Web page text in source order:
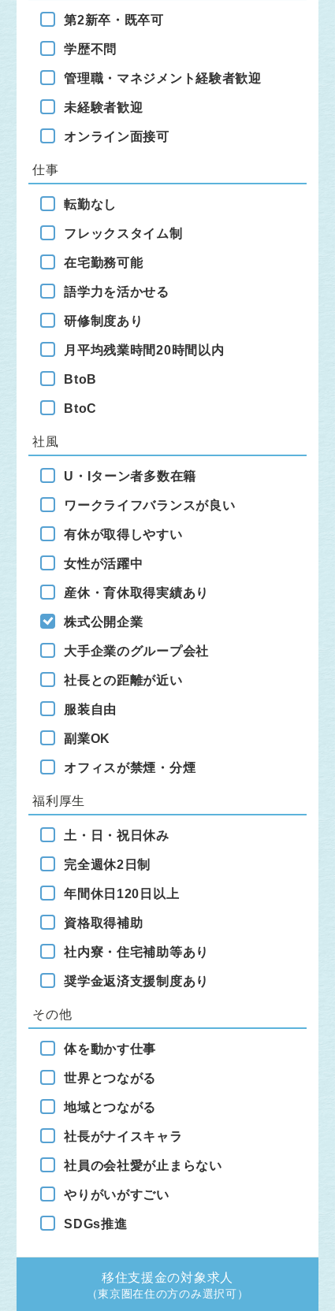
第2新卒・既卒可
学歴不問
管理職・マネジメント経験者歓迎
未経験者歓迎
オンライン面接可
仕事
転勤なし
フレックスタイム制
在宅勤務可能
語学力を活かせる
研修制度あり
月平均残業時間20時間以内
BtoB
BtoC
社風
U・Iターン者多数在籍
ワークライフバランスが良い
有休が取得しやすい
女性が活躍中
産休・育休取得実績あり
株式公開企業
大手企業のグループ会社
社長との距離が近い
服装自由
副業OK
オフィスが禁煙・分煙
福利厚生
土・日・祝日休み
完全週休2日制
年間休日120日以上
資格取得補助
社内寮・住宅補助等あり
奨学金返済支援制度あり
その他
体を動かす仕事
世界とつながる
地域とつながる
社長がナイスキャラ
社員の会社愛が止まらない
やりがいがすごい
SDGs推進
移住支援金の対象求人
（東京圏在住の方のみ選択可）